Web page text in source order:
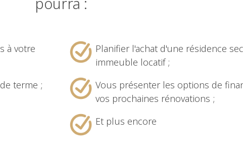
à votre
terme ;
Planifier l'achat d'une résidence
immeuble locatif ;
Vous présenter les options de
vos prochaines rénovations ;
Et plus encore